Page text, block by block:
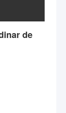
de